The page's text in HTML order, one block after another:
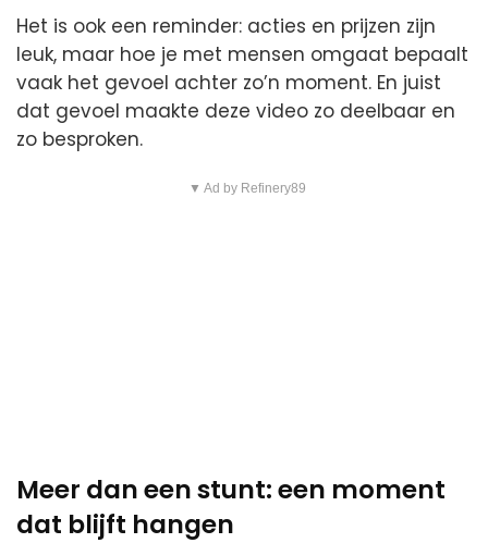
Het is ook een reminder: acties en prijzen zijn
leuk, maar hoe je met mensen omgaat bepaalt
vaak het gevoel achter zo’n moment. En juist
dat gevoel maakte deze video zo deelbaar en
zo besproken.
▼ Ad by Refinery89
Meer dan een stunt: een moment
dat blijft hangen